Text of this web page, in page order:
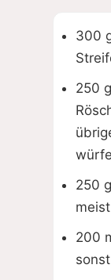
300
250
250
200